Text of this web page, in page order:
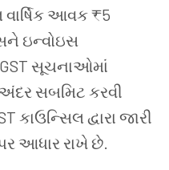
આવક ₹5
ઇન્વોઇસ
GST સૂચનાઓમાં
અંદર સબમિટ કરવી
દ્વારા જારી
આધાર રાખે છે.